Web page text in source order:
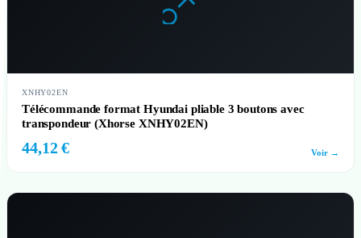
XNHY02EN
Télécommande format Hyundai pliable 3 boutons avec
transpondeur (Xhorse XNHY02EN)
44,12 € Voir →